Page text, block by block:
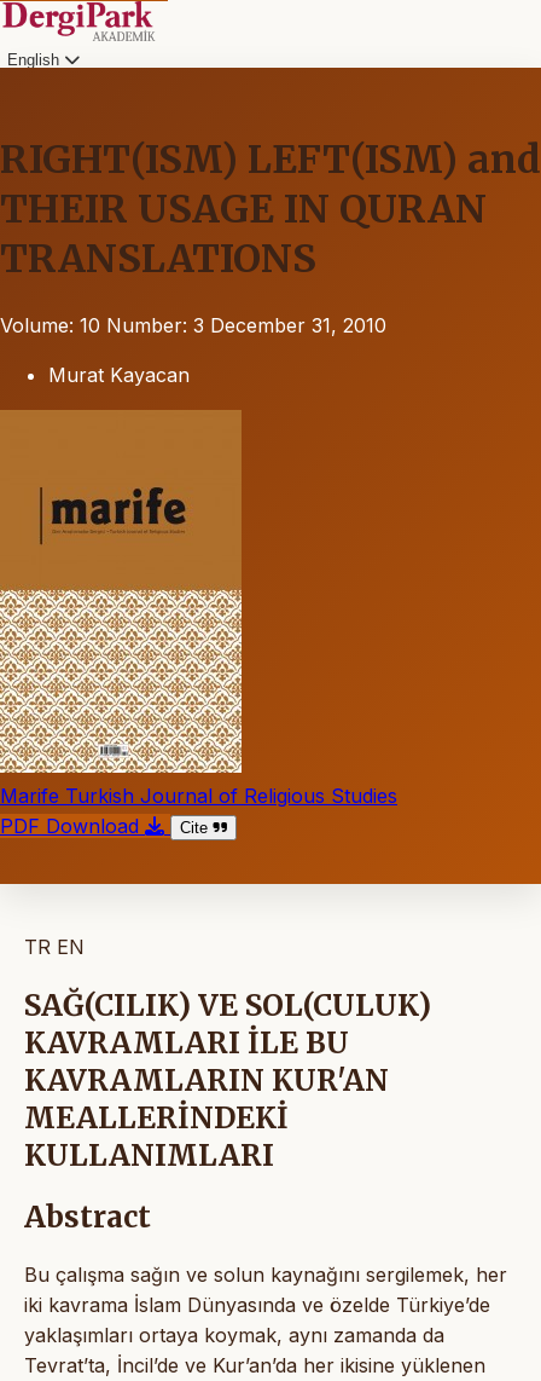
English
RIGHT(ISM) LEFT(ISM) and
THEIR USAGE IN QURAN
TRANSLATIONS
Volume: 10 Number: 3 December 31, 2010
Murat Kayacan
Marife Turkish Journal of Religious Studies
PDF Download
Cite
TR EN
SAĞ(CILIK) VE SOL(CULUK)
KAVRAMLARI İLE BU
KAVRAMLARIN KUR'AN
MEALLERİNDEKİ
KULLANIMLARI
Abstract
Bu çalışma sağın ve solun kaynağını sergilemek, her
iki kavrama İslam Dünyasında ve özelde Türkiye’de
yaklaşımları ortaya koymak, aynı zamanda da
Tevrat’ta, İncil’de ve Kur’an’da her ikisine yüklenen